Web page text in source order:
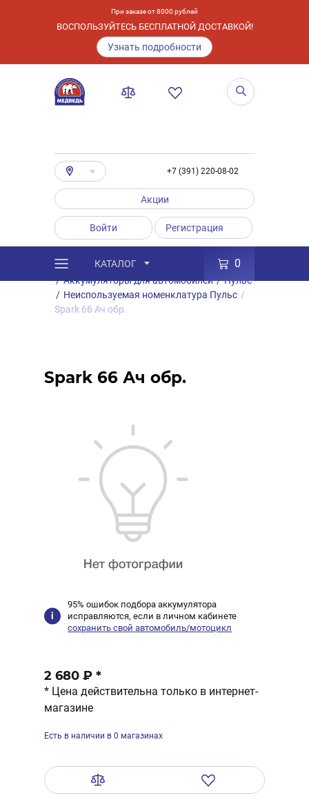
При заказе от 8000 рублей
ВОСПОЛЬЗУЙТЕСЬ БЕСПЛАТНОЙ ДОСТАВКОЙ!
Узнать подробности
+7 (391) 220-08-02
Акции
Войти Регистрация
КАТАЛОГ 0
Каталог / Товары
Аккумуляторы
/ Аккумуляторы для автомобилей / Пульс
/ Неиспользуемая номенклатура Пульс /
Spark 66 Ач обр.
Spark 66 Ач обр.
95% ошибок подбора аккумулятора
исправляются, если в личном кабинете
сохранить свой автомобиль/мотоцикл
2 680 ₽ *
* Цена действительна только в интернет-
магазине
Есть в наличии в 0 магазинах